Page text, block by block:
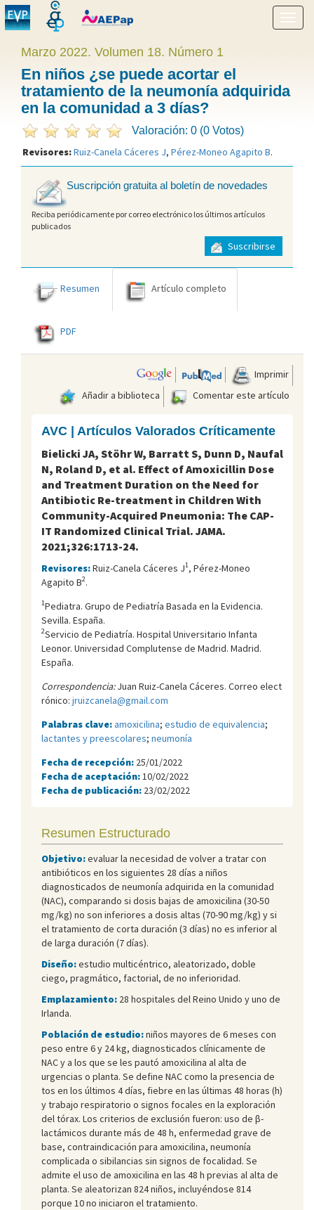
menú
Marzo 2022. Volumen 18. Número 1
En niños ¿se puede acortar el
tratamiento de la neumonía adquirida
en la comunidad a 3 días?
Valoración: 0 (0 Votos)
Revisores:Ruiz-Canela Cáceres J, Pérez-Moneo Agapito B.
Suscripción gratuita al boletín de novedades
Reciba periódicamente por correo electrónico los últimos artículos
publicados
Suscribirse
Resumen Artículo completo
PDF
Imprimir
Añadir a biblioteca
Comentar este artículo
AVC | Artículos Valorados Críticamente
Bielicki JA, Stöhr W, Barratt S, Dunn D, Naufal
N, Roland D, et al. Effect of Amoxicillin Dose
and Treatment Duration on the Need for
Antibiotic Re-treatment in Children With
Community-Acquired Pneumonia: The CAP-
IT Randomized Clinical Trial. JAMA.
2021;326:1713-24.
Revisores:Ruiz-Canela Cáceres J1, Pérez-Moneo
Agapito B2.
1Pediatra. Grupo de Pediatría Basada en la Evidencia.
Sevilla. España.
2Servicio de Pediatría. Hospital Universitario Infanta
Leonor. Universidad Complutense de Madrid. Madrid.
España.
Correspondencia:Juan Ruiz-Canela Cáceres. Correo elect
rónico: jruizcanela@gmail.com
Palabras clave:amoxicilina; estudio de equivalencia;
lactantes y preescolares; neumonía
Fecha de recepción: 25/01/2022
Fecha de aceptación: 10/02/2022
Fecha de publicación: 23/02/2022
Resumen Estructurado
Objetivo:evaluar la necesidad de volver a tratar con
antibióticos en los siguientes 28 días a niños
diagnosticados de neumonía adquirida en la comunidad
(NAC), comparando si dosis bajas de amoxicilina (30-50
mg/kg) no son inferiores a dosis altas (70-90 mg/kg) y si
el tratamiento de corta duración (3 días) no es inferior al
de larga duración (7 días).
Diseño:estudio multicéntrico, aleatorizado, doble
ciego, pragmático, factorial, de no inferioridad.
Emplazamiento: 28 hospitales del Reino Unido y uno de
Irlanda.
Población de estudio:niños mayores de 6 meses con
peso entre 6 y 24 kg, diagnosticados clínicamente de
NAC y a los que se les pautó amoxicilina al alta de
urgencias o planta. Se define NAC como la presencia de
tos en los últimos 4 días, fiebre en las últimas 48 horas (h)
y trabajo respiratorio o signos focales en la exploración
del tórax. Los criterios de exclusión fueron: uso de β-
lactámicos durante más de 48 h, enfermedad grave de
base, contraindicación para amoxicilina, neumonía
complicada o sibilancias sin signos de focalidad. Se
admite el uso de amoxicilina en las 48 h previas al alta de
planta. Se aleatorizan 824 niños, incluyéndose 814
porque 10 no iniciaron el tratamiento.